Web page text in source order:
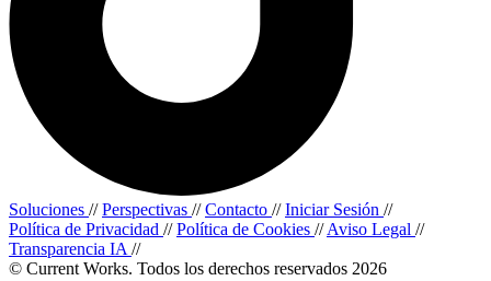
Soluciones // Perspectivas // Contacto // Iniciar Sesión //
Política de Privacidad // Política de Cookies // Aviso Legal //
Transparencia IA //
© Current Works. Todos los derechos reservados 2026